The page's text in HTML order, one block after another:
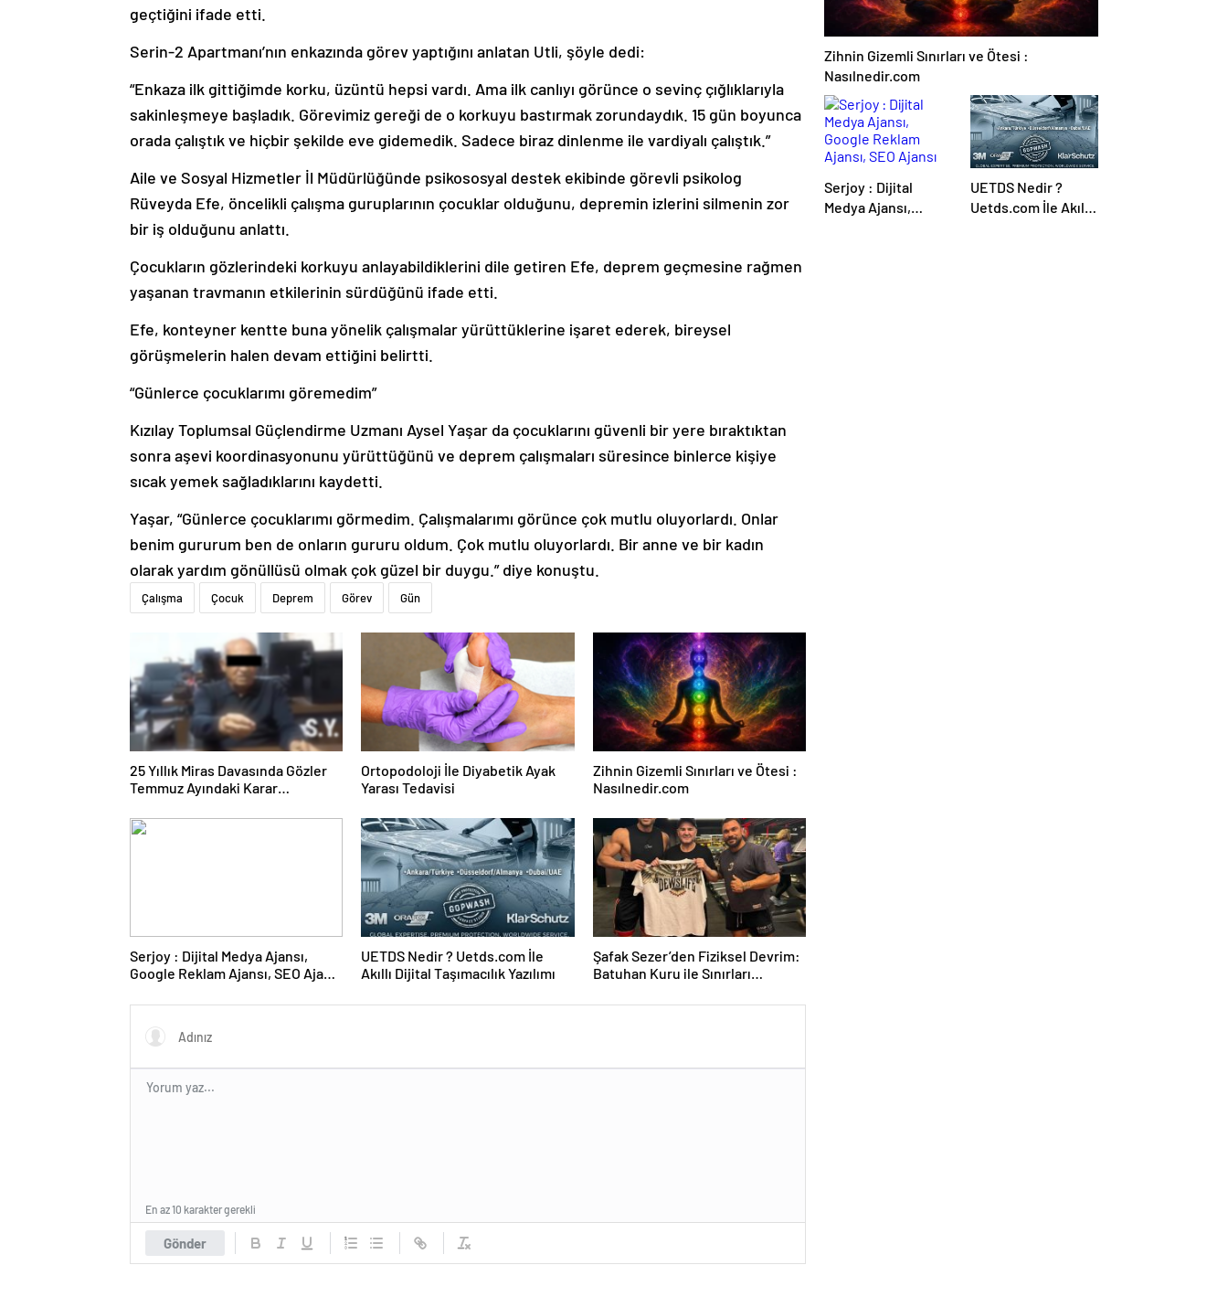
geçtiğini ifade etti.
Serin-2 Apartmanı’nın enkazında görev yaptığını anlatan Utli, şöyle dedi:
“Enkaza ilk gittiğimde korku, üzüntü hepsi vardı. Ama ilk canlıyı görünce o sevinç çığlıklarıyla
sakinleşmeye başladık. Görevimiz gereği de o korkuyu bastırmak zorundaydık. 15 gün boyunca
orada çalıştık ve hiçbir şekilde eve gidemedik. Sadece biraz dinlenme ile vardiyalı çalıştık.”
Aile ve Sosyal Hizmetler İl Müdürlüğünde psikososyal destek ekibinde görevli psikolog
Rüveyda Efe, öncelikli çalışma guruplarının çocuklar olduğunu, depremin izlerini silmenin zor
bir iş olduğunu anlattı.
Çocukların gözlerindeki korkuyu anlayabildiklerini dile getiren Efe, deprem geçmesine rağmen
yaşanan travmanın etkilerinin sürdüğünü ifade etti.
Efe, konteyner kentte buna yönelik çalışmalar yürüttüklerine işaret ederek, bireysel
görüşmelerin halen devam ettiğini belirtti.
“Günlerce çocuklarımı göremedim”
Kızılay Toplumsal Güçlendirme Uzmanı Aysel Yaşar da çocuklarını güvenli bir yere bıraktıktan
sonra aşevi koordinasyonunu yürüttüğünü ve deprem çalışmaları süresince binlerce kişiye
sıcak yemek sağladıklarını kaydetti.
Yaşar, “Günlerce çocuklarımı görmedim. Çalışmalarımı görünce çok mutlu oluyorlardı. Onlar
benim gururum ben de onların gururu oldum. Çok mutlu oluyorlardı. Bir anne ve bir kadın
olarak yardım gönüllüsü olmak çok güzel bir duygu.” diye konuştu.
Çalışma Çocuk Deprem Görev Gün
25 Yıllık Miras Davasında Gözler
Temmuz Ayındaki Karar
Ortopodoloji İle Diyabetik Ayak
Yarası Tedavisi
Zihnin Gizemli Sınırları ve Ötesi :
Nasılnedir.com
Serjoy : Dijital Medya Ajansı,
Google Reklam Ajansı, SEO Ajansı
UETDS Nedir ? Uetds.com İle
Akıllı Dijital Taşımacılık Yazılımı
Şafak Sezer’den Fiziksel Devrim:
Batuhan Kuru ile Sınırları
Gönder
En az 10 karakter gerekli
Zihnin Gizemli Sınırları ve Ötesi :
Nasılnedir.com
Serjoy : Dijital
Medya Ajansı,
UETDS Nedir ?
Uetds.com İle Akıllı